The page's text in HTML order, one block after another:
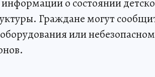
Граждане могут
или